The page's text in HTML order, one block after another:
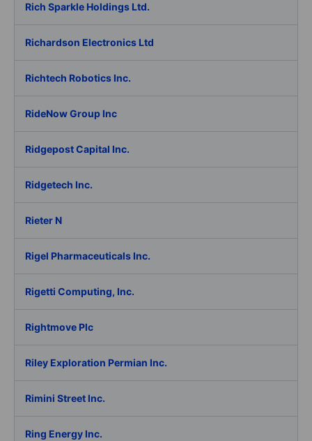
Rich Sparkle Holdings Ltd.
Richardson Electronics Ltd
Richtech Robotics Inc.
RideNow Group Inc
Ridgepost Capital Inc.
Ridgetech Inc.
Rieter N
Rigel Pharmaceuticals Inc.
Rigetti Computing, Inc.
Rightmove Plc
Riley Exploration Permian Inc.
Rimini Street Inc.
Ring Energy Inc.